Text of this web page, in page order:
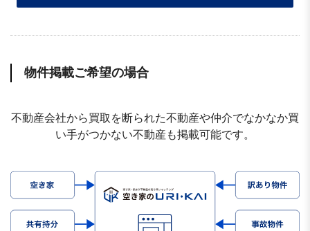
物件掲載ご希望の場合
不動産会社から買取を断られた不動産や仲介でなかなか買
い手がつかない不動産も掲載可能です。